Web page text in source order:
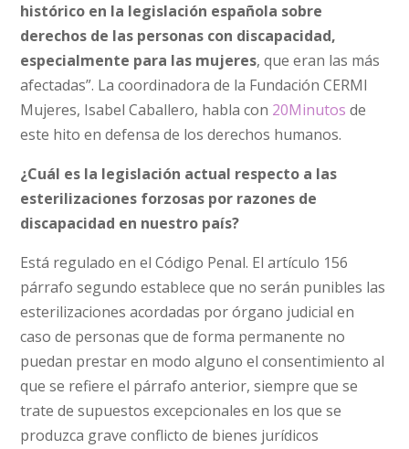
histórico en la legislación española sobre
derechos de las personas con discapacidad,
especialmente para las mujeres, que eran las más
afectadas”. La coordinadora de la Fundación CERMI
Mujeres, Isabel Caballero, habla con 20Minutos de
este hito en defensa de los derechos humanos.
¿Cuál es la legislación actual respecto a las
esterilizaciones forzosas por razones de
discapacidad en nuestro país?
Está regulado en el Código Penal. El artículo 156
párrafo segundo establece que no serán punibles las
esterilizaciones acordadas por órgano judicial en
caso de personas que de forma permanente no
puedan prestar en modo alguno el consentimiento al
que se refiere el párrafo anterior, siempre que se
trate de supuestos excepcionales en los que se
produzca grave conflicto de bienes jurídicos